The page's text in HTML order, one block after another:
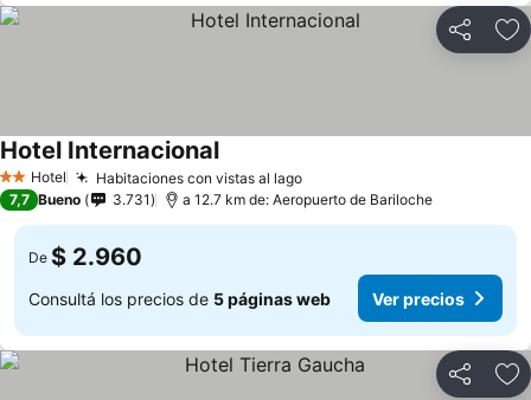
Compartir
2 Estrellas
Hotel Habitaciones con vistas al lago
Hotel Internacional
7,7 Bueno 3.731 a 12.7 km de: Aeropuerto de Bariloche
De $ 2.960
Consultá los precios de 5 páginas web Ver precios
Compartir